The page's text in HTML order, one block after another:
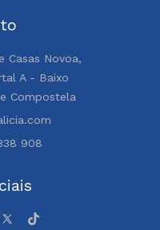
Casas Novoa,
A - Baixo
Compostela
908